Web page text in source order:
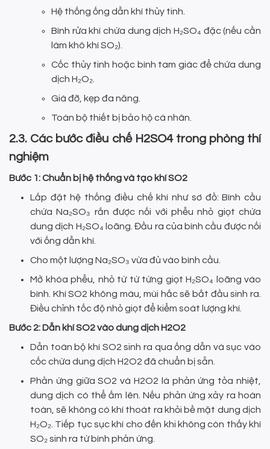
Hệ thống ống dẫn khí thủy tinh.
Bình rửa khí chứa dung dịch H₂SO₄ đặc (nếu cần
làm khô khí SO₂).
Cốc thủy tinh hoặc bình tam giác để chứa dung
dịch H₂O₂.
Giá đỡ, kẹp đa năng.
Toàn bộ thiết bị bảo hộ cá nhân.
2.3. Các bước điều chế H2SO4 trong phòng thí
nghiệm
Bước 1: Chuẩn bị hệ thống và tạo khí SO2
Lắp đặt hệ thống điều chế khí như sơ đồ: Bình cầu
chứa Na₂SO₃ rắn được nối với phễu nhỏ giọt chứa
dung dịch H₂SO₄ loãng. Đầu ra của bình cầu được nối
với ống dẫn khí.
Cho một lượng Na₂SO₃ vừa đủ vào bình cầu.
Mở khóa phễu, nhỏ từ từ từng giọt H₂SO₄ loãng vào
bình. Khí SO2 không màu, mùi hắc sẽ bắt đầu sinh ra.
Điều chỉnh tốc độ nhỏ giọt để kiểm soát lượng khí.
Bước 2: Dẫn khí SO2 vào dung dịch H2O2
Dẫn toàn bộ khí SO2 sinh ra qua ống dẫn và sục vào
cốc chứa dung dịch H2O2 đã chuẩn bị sẵn.
Phản ứng giữa SO2 và H2O2 là phản ứng tỏa nhiệt,
dung dịch có thể ấm lên. Nếu phản ứng xảy ra hoàn
toàn, sẽ không có khí thoát ra khỏi bề mặt dung dịch
H₂O₂. Tiếp tục sục khí cho đến khi không còn thấy khí
SO₂ sinh ra từ bình phản ứng.